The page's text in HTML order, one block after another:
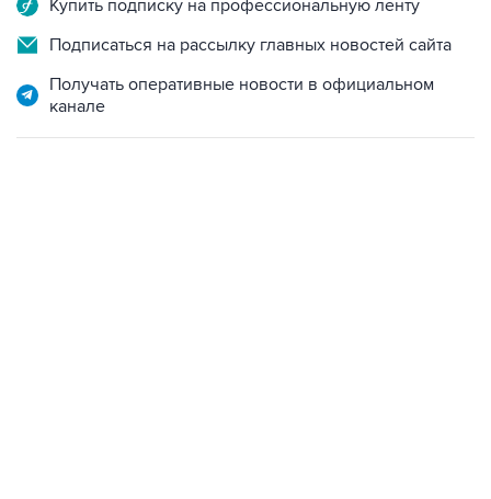
Получать оперативные новости в официальном